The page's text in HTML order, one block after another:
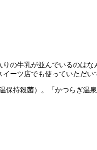
の牛乳が並んでいるのは
ーツ店でも使っていただい
保持殺菌）。「かつらぎ